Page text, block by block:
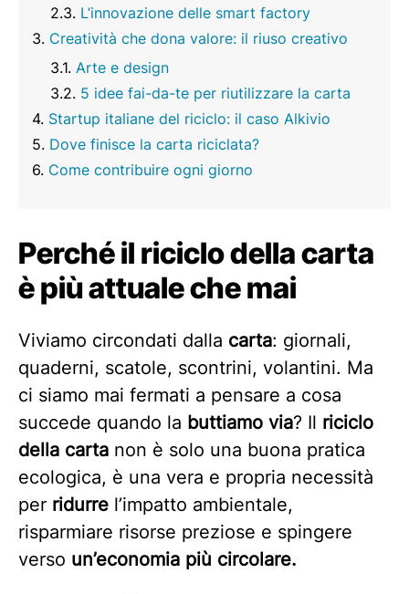
L’innovazione delle smart factory
Creatività che dona valore: il riuso creativo
Arte e design
5 idee fai-da-te per riutilizzare la carta
Startup italiane del riciclo: il caso Alkivio
Dove finisce la carta riciclata?
Come contribuire ogni giorno
Perché il riciclo della carta
è più attuale che mai
Viviamo circondati dalla carta: giornali,
quaderni, scatole, scontrini, volantini. Ma
ci siamo mai fermati a pensare a cosa
succede quando la buttiamo via? Il riciclo
della carta non è solo una buona pratica
ecologica, è una vera e propria necessità
per ridurre l’impatto ambientale,
risparmiare risorse preziose e spingere
verso un’economia più circolare.